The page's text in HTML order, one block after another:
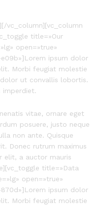
vc_column][vc_column
title=»Our
open=»true»
e09b»]Lorem ipsum dolor
Morbi feugiat molestie
ut convallis lobortis.
imperdiet.
vitae, ornare eget
posuere, justo neque
non ante. Quisque
Donec rutrum maximus
elit, a auctor mauris
title=»Data
open=»true»
870d»]Lorem ipsum dolor
Morbi feugiat molestie